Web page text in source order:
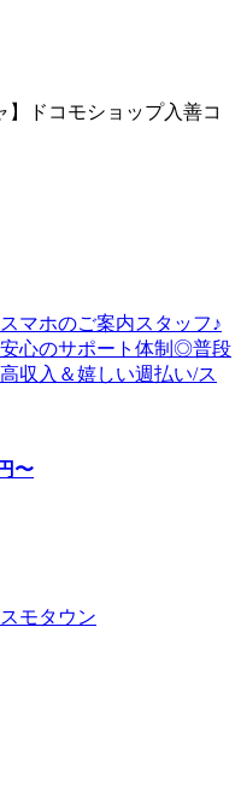
ドコモショップ入善コ
マホのご案内スタッフ♪
心のサポート体制◎普段
収入＆嬉しい週払い/ス
円〜
モタウン